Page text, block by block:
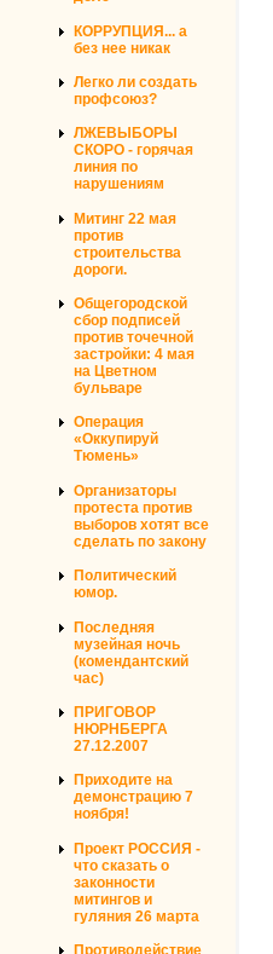
КОРРУПЦИЯ... а
без нее никак
Легко ли создать
профсоюз?
ЛЖЕВЫБОРЫ
СКОРО - горячая
линия по
нарушениям
Митинг 22 мая
против
строительства
дороги.
Общегородской
сбор подписей
против точечной
застройки: 4 мая
на Цветном
бульваре
Операция
«Оккупируй
Тюмень»
Организаторы
протеста против
выборов хотят все
сделать по закону
Политический
юмор.
Последняя
музейная ночь
(комендантский
час)
ПРИГОВОР
НЮРНБЕРГА
27.12.2007
Приходите на
демонстрацию 7
ноября!
Проект РОССИЯ -
что сказать о
законности
митингов и
гуляния 26 марта